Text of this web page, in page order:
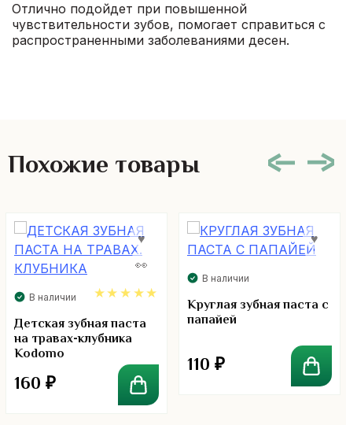
Отлично подойдет при повышенной
чувствительности зубов, помогает справиться с
распространенными заболеваниями десен.
Похожие товары
В наличии
5.00
Детская зубная паста
на травах-клубника
Kodomo
160 ₽
В наличии
Круглая зубная паста с
папайей
110 ₽